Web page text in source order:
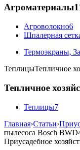
Агроматериалы
Агроволокно6
Шпалерная
Термоэкраны,
ТеплицыТепличное
Тепличное
Теплицы7
Главная›Статьи›
пылесоса Bosch
Приусадебное